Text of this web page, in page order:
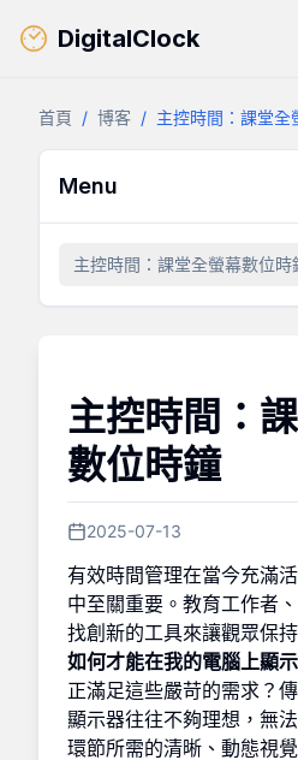
DigitalClock
首頁 / 博客 / 主控時間：課堂全
Menu
主控時間：課堂全螢幕數位時
主控時間：
數位時鐘
2025-07-13
有效時間管理在當今充滿
中至關重要。教育工作者
找創新的工具來讓觀眾保
如何才能在我的電腦上顯
正滿足這些嚴苛的需求？
顯示器往往不夠理想，無
環節所需的清晰、動態視